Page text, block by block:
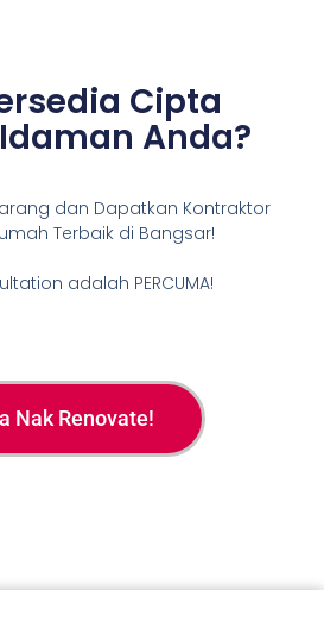
Cipta
Anda?
dan Dapatkan Kontraktor
Terbaik di Bangsar!
adalah PERCUMA!
Nak Renovate!